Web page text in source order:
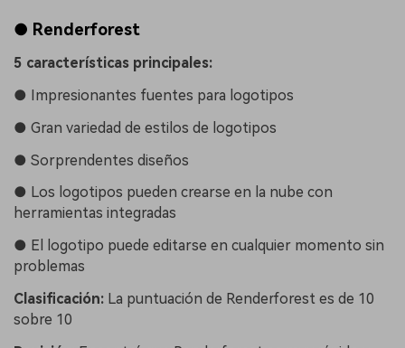
● Renderforest
5 características principales:
● Impresionantes fuentes para logotipos
● Gran variedad de estilos de logotipos
● Sorprendentes diseños
● Los logotipos pueden crearse en la nube con
herramientas integradas
● El logotipo puede editarse en cualquier momento sin
problemas
Clasificación: La puntuación de Renderforest es de 10
sobre 10